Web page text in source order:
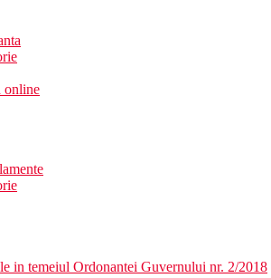
superioara: spatioasa.
Premium
cu receptie
si umbrele gratuite)
(gratuit)
online
in temeiul Ordonantei Guvernului nr. 2/2018